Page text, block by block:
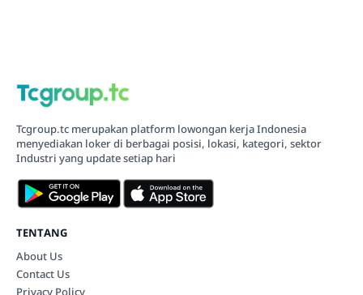
Tcgroup.tc merupakan platform lowongan kerja Indonesia
menyediakan loker di berbagai posisi, lokasi, kategori, sektor
Industri yang update setiap hari
TENTANG
About Us
Contact Us
Privacy Policy